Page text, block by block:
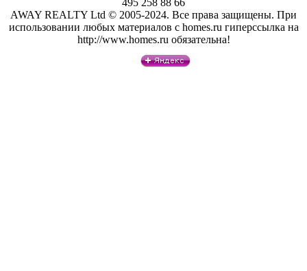
495 258 88 66
AWAY REALTY Ltd © 2005-2024. Все права защищены. При
использовании любых материалов с homes.ru гиперссылка на
http://www.homes.ru обязательна!